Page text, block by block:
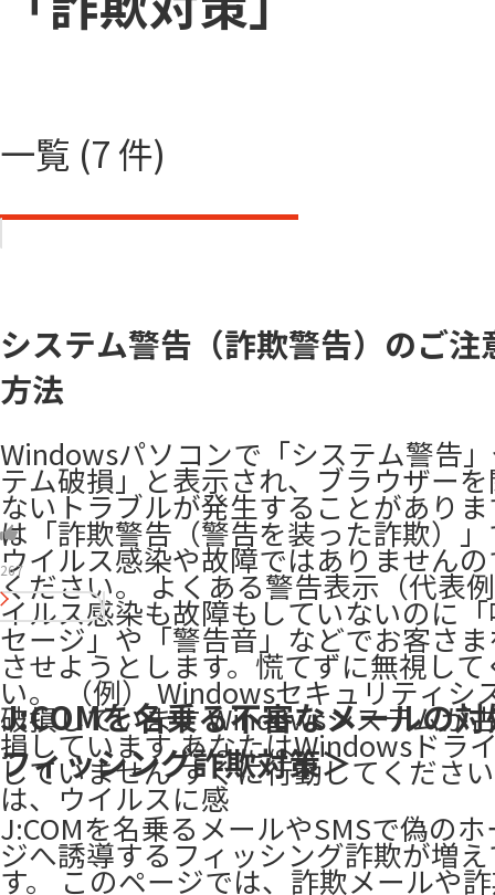
一覧 (7 件)
システム警告（詐欺警告）のご注
方法
Windowsパソコンで「システム警告
テム破損」と表示され、ブラウザー
ないトラブルが発生することがあり
は「詐欺警告（警告を装った詐欺）
ウイルス感染や故障ではありません
ください。 よくある警告表示（代表
イルス感染も故障もしていないのに
セージ」や「警告音」などでお客さ
させようとします。慌てずに無視し
い。 （例） Windowsセキュリティシ
破損しています Windowsシステムが
損しています あなたはWindowsドラ
していません すぐに行動してくださ
は、ウイルスに感
267
J:COMを名乗る不審なメールの
フィッシング詐欺対策＞
J:COMを名乗るメールやSMSで偽の
ジへ誘導するフィッシング詐欺が増
す。 このページでは、詐欺メールや